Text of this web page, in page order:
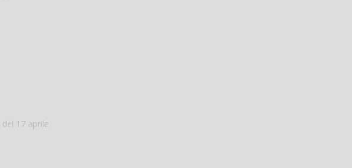
17 aprile